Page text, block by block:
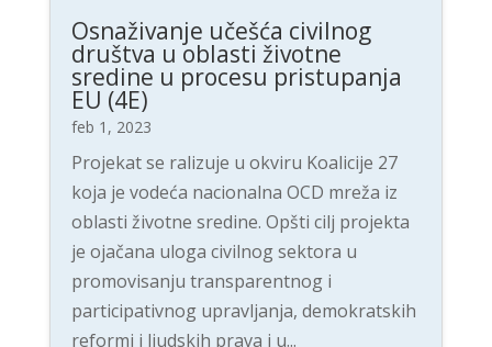
Osnaživanje učešća civilnog
društva u oblasti životne
sredine u procesu pristupanja
EU (4E)
feb 1, 2023
Projekat se ralizuje u okviru Koalicije 27
koja je vodeća nacionalna OCD mreža iz
oblasti životne sredine. Opšti cilj projekta
je ojačana uloga civilnog sektora u
promovisanju transparentnog i
participativnog upravljanja, demokratskih
reformi i ljudskih prava i u...